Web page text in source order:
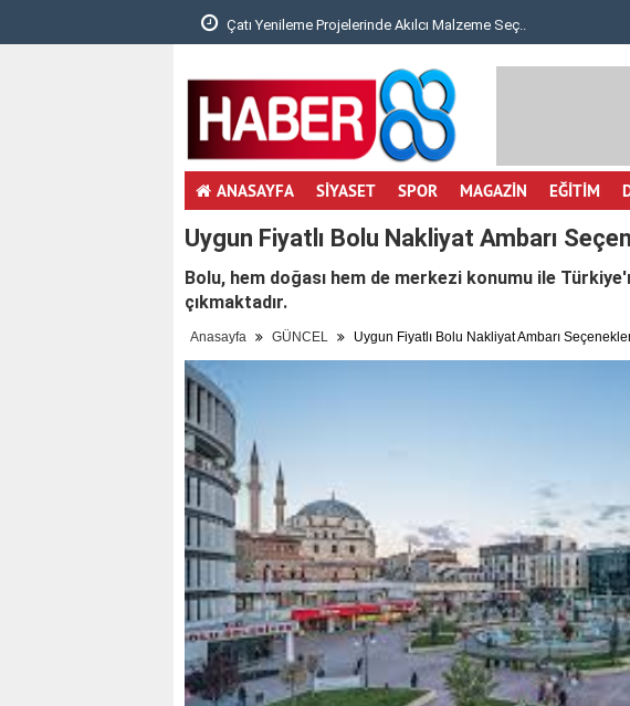
Çatı Yenileme Projelerinde Akılcı Malzeme Seç..
ANASAYFA SİYASET SPOR MAGAZİN EĞİTİM
Uygun Fiyatlı Bolu Nakliyat Ambarı
Bolu, hem doğası hem de merkezi konumu ile
çıkmaktadır.
Anasayfa GÜNCEL Uygun Fiyatlı Bolu Nakliyat Ambarı